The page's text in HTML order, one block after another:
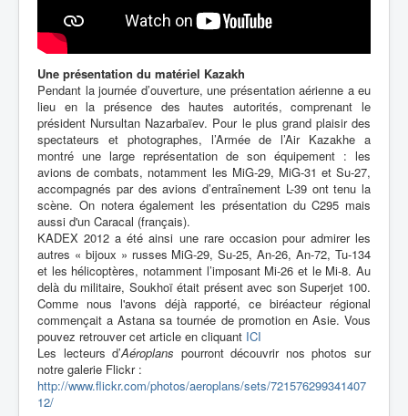
Une présentation du matériel Kazakh
Pendant la journée d’ouverture, une présentation aérienne a eu
lieu en la présence des hautes autorités, comprenant le
président Nursultan Nazarbaïev. Pour le plus grand plaisir des
spectateurs et photographes, l’Armée de l’Air Kazakhe a
montré une large représentation de son équipement : les
avions de combats, notamment les MiG-29, MiG-31 et Su-27,
accompagnés par des avions d’entraînement L-39 ont tenu la
scène. On notera également les présentation du C295 mais
aussi d'un Caracal (français).
KADEX 2012 a été ainsi une rare occasion pour admirer les
autres « bijoux » russes MiG-29, Su-25, An-26, An-72, Tu-134
et les hélicoptères, notamment l’imposant Mi-26 et le Mi-8. Au
delà du militaire, Soukhoï était présent avec son Superjet 100.
Comme nous l'avons déjà rapporté, ce biréacteur régional
commençait a Astana sa tournée de promotion en Asie. Vous
pouvez retrouver cet article en cliquant ICI
Les lecteurs d’Aéroplans pourront découvrir nos photos sur
notre galerie Flickr :
http://www.flickr.com/photos/aeroplans/sets/721576299341407
12/